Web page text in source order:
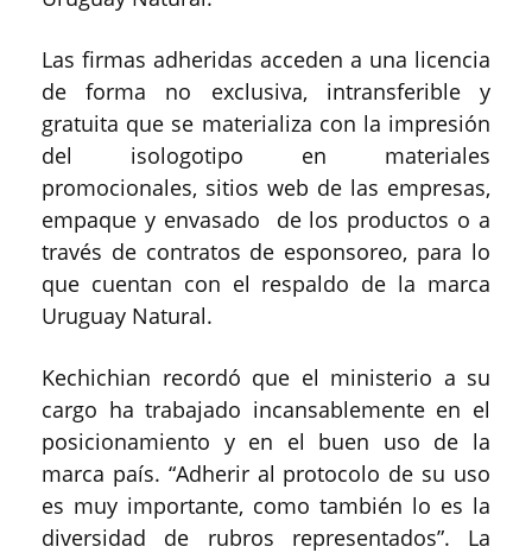
Las firmas adheridas acceden a una licencia
de forma no exclusiva, intransferible y
gratuita que se materializa con la impresión
del isologotipo en materiales
promocionales, sitios web de las empresas,
empaque y envasado de los productos o a
través de contratos de esponsoreo, para lo
que cuentan con el respaldo de la marca
Uruguay Natural.
Kechichian recordó que el ministerio a su
cargo ha trabajado incansablemente en el
posicionamiento y en el buen uso de la
marca país. “Adherir al protocolo de su uso
es muy importante, como también lo es la
diversidad de rubros representados”. La